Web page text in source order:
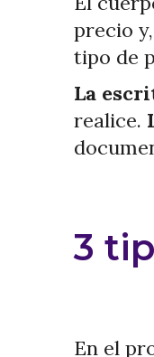
precio
tipo de
La
realice.
3
En el